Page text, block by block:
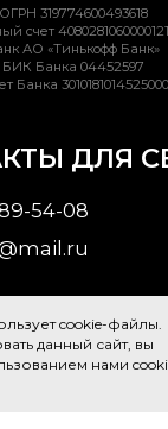
cookie-файлы.
данный сайт, вы
нами